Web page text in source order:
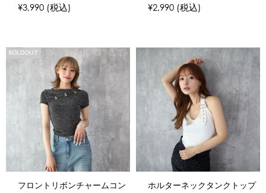
¥3,990 (税込) ¥2,990 (税込)
SOLDOUT
フロントリボンチャームコン
ホルターネックタンクトップ